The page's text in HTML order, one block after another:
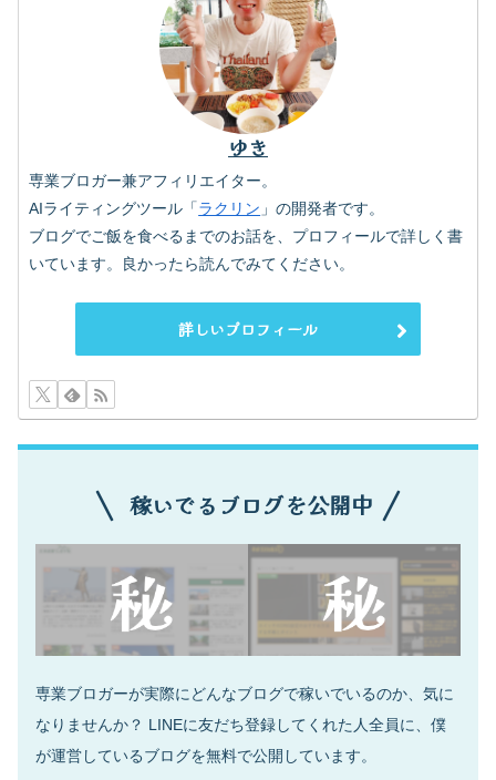
ゆき
専業ブロガー兼アフィリエイター。
AIライティングツール「ラクリン 」の開発者です。
ブログでご飯を食べるまでのお話を、プロフィールで詳しく書
いています。良かったら読んでみてください。
詳しいプロフィール
稼いでるブログを公開中
専業ブロガーが実際にどんなブログで稼いでいるのか、気に
なりませんか？ LINEに友だち登録してくれた人全員に、僕
が運営しているブログを無料で公開しています。